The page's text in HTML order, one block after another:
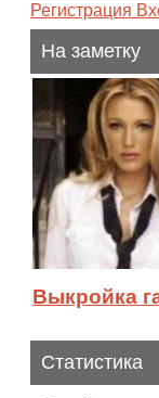
Регистрация
На заметку
Выкройка
Статистика